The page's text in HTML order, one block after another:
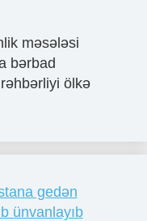
məsələsi
bərbad
ölkə
gedən
ünvanlayıb